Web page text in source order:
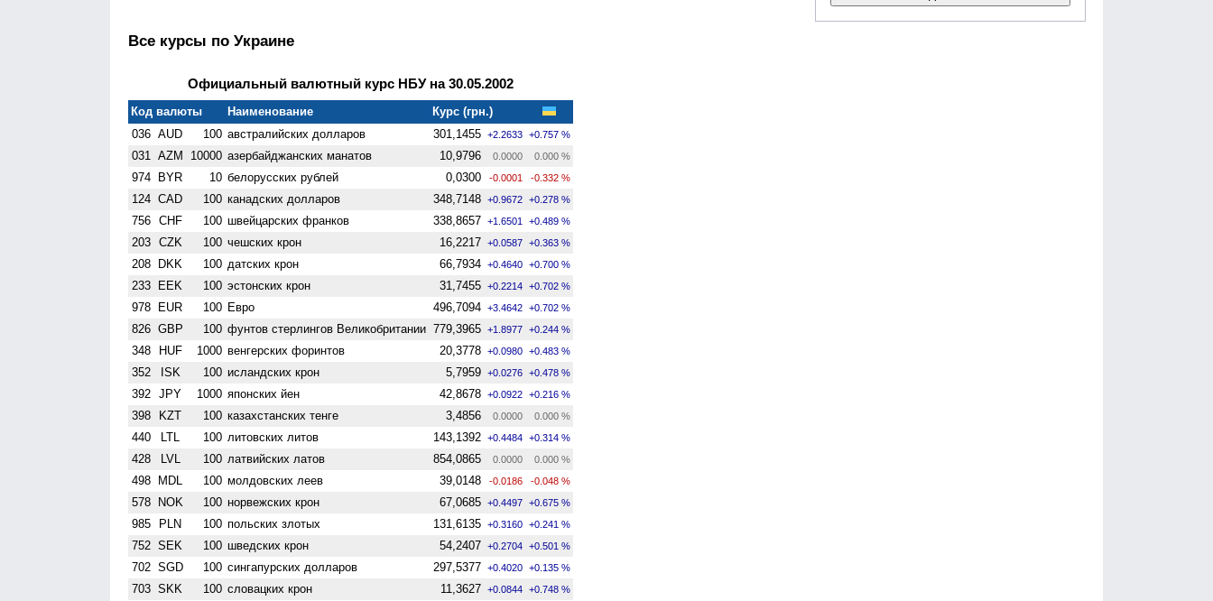
Все курсы по Украине
Официальный валютный курс НБУ на 30.05.2002
Код валюты Наименование
Курс (грн.)
036 AUD 100 австралийских долларов 301,1455 +2.2633 +0.757 %
031 AZM 10000 азербайджанских манатов 10,9796 0.0000 0.000 %
974 BYR 10 белорусских рублей 0,0300 -0.0001 -0.332 %
124 CAD 100 канадских долларов 348,7148 +0.9672 +0.278 %
756 CHF 100 швейцарских франков 338,8657 +1.6501 +0.489 %
203 CZK 100 чешских крон 16,2217 +0.0587 +0.363 %
208 DKK 100 датских крон 66,7934 +0.4640 +0.700 %
233 EEK 100 эстонских крон 31,7455 +0.2214 +0.702 %
978 EUR 100 Евро 496,7094 +3.4642 +0.702 %
826 GBP 100 фунтов стерлингов Велико­британии 779,3965 +1.8977 +0.244 %
348 HUF 1000 венгерских форинтов 20,3778 +0.0980 +0.483 %
352 ISK 100 исландских крон 5,7959 +0.0276 +0.478 %
392 JPY 1000 японских йен 42,8678 +0.0922 +0.216 %
398 KZT 100 казахстанских тенге 3,4856 0.0000 0.000 %
440 LTL 100 литовских литов 143,1392 +0.4484 +0.314 %
428 LVL 100 латвийских латов 854,0865 0.0000 0.000 %
498 MDL 100 молдовских леев 39,0148 -0.0186 -0.048 %
578 NOK 100 норвежских крон 67,0685 +0.4497 +0.675 %
985 PLN 100 польских злотых 131,6135 +0.3160 +0.241 %
752 SEK 100 шведских крон 54,2407 +0.2704 +0.501 %
702 SGD 100 сингапурских долларов 297,5377 +0.4020 +0.135 %
703 SKK 100 словацких крон 11,3627 +0.0844 +0.748 %